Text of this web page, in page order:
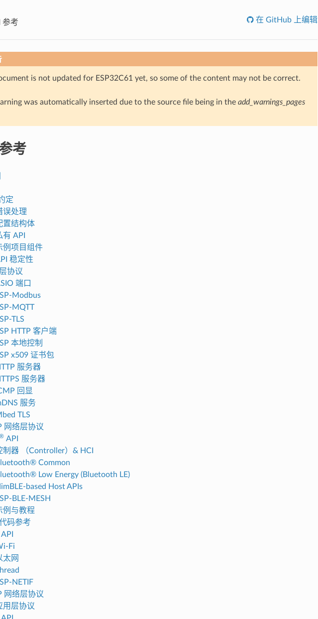
参考 在 GitHub 上编辑
is not updated for ESP32C61 yet, so some of the content may not be correct.
was automatically inserted due to the source file being in the add_warnings_pages
考
定
误处理
置结构体
有 API
例项目组件
稳定性
协议
端口
Modbus
MQTT
TLS
HTTP 客户端
本地控制
x509 证书包
服务器
服务器
回显
服务
TLS
网络层协议
API
制器 （Controller）& HCI
Common
Low Energy (Bluetooth LE)
based Host APIs
BLE-MESH
例与教程
码参考
Fi
太网
NETIF
网络层协议
用层协议